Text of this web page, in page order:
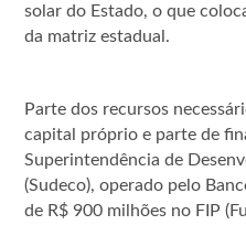
solar do Estado, o que
da matriz estadual.
Parte dos recursos
capital próprio e parte de
Superintendência de
(Sudeco), operado pelo
de R$ 900 milhões no FIP